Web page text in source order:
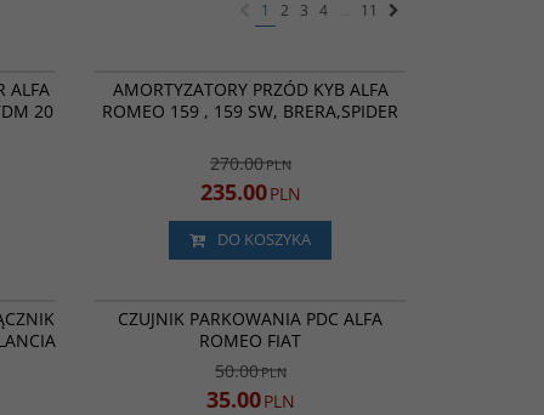
1 2 3 4 11
ALFA
20
NOWOŚĆ PROMOCJA
AMORTYZATORY PRZÓD KYB ALFA
ROMEO 159 , 159 SW, BRERA,SPIDER
270.00PLN
235.00PLN
DO KOSZYKA
NOWOŚĆ BESTSELLER PROMOCJA
CZUJNIK PARKOWANIA PDC ALFA
ROMEO FIAT
50.00PLN
35.00PLN